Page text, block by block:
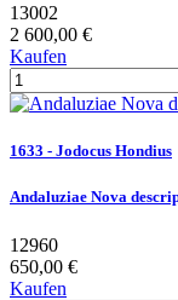
13002
2 600,00 €
Kaufen
1633 - Jodocus Hondius
Andaluziae Nova
12960
650,00 €
Kaufen